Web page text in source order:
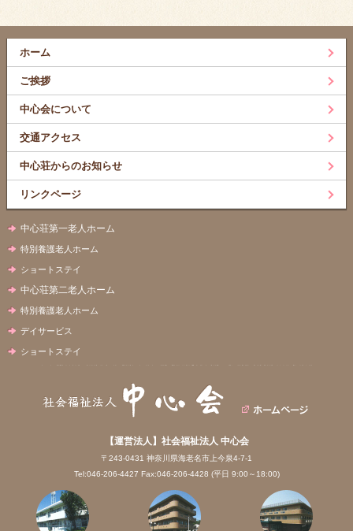
ホーム
ご挨拶
中心会について
交通アクセス
中心荘からのお知らせ
リンクページ
中心荘第一老人ホーム
特別養護老人ホーム
ショートステイ
中心荘第二老人ホーム
特別養護老人ホーム
デイサービス
ショートステイ
【運営法人】社会福祉法人 中心会
〒243-0431 神奈川県海老名市上今泉4-7-1
Tel:046-206-4427 Fax:046-206-4428 (平日 9:00～18:00)